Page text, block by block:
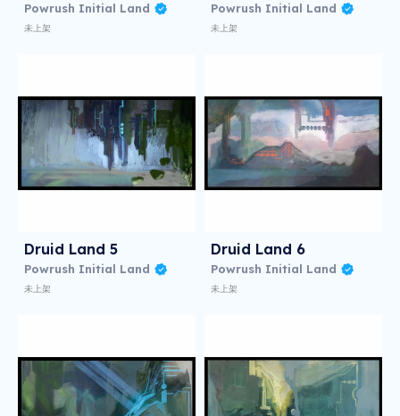
Powrush Initial Land
未上架
Powrush Initial Land
未上架
Druid Land 5
Powrush Initial Land
未上架
Druid Land 6
Powrush Initial Land
未上架